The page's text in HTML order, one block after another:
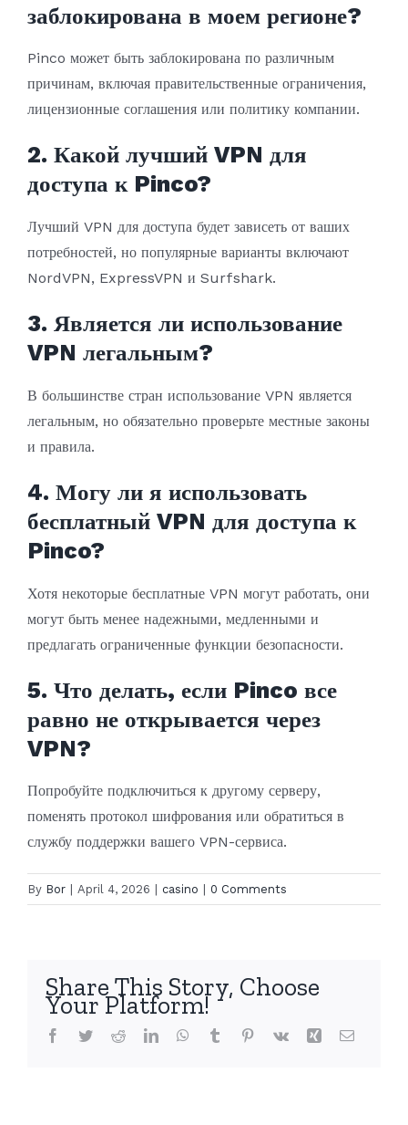
заблокирована в моем регионе?
Pinco может быть заблокирована по различным
причинам, включая правительственные ограничения,
лицензионные соглашения или политику компании.
2. Какой лучший VPN для
доступа к Pinco?
Лучший VPN для доступа будет зависеть от ваших
потребностей, но популярные варианты включают
NordVPN, ExpressVPN и Surfshark.
3. Является ли использование
VPN легальным?
В большинстве стран использование VPN является
легальным, но обязательно проверьте местные законы
и правила.
4. Могу ли я использовать
бесплатный VPN для доступа к
Pinco?
Хотя некоторые бесплатные VPN могут работать, они
могут быть менее надежными, медленными и
предлагать ограниченные функции безопасности.
5. Что делать, если Pinco все
равно не открывается через
VPN?
Попробуйте подключиться к другому серверу,
поменять протокол шифрования или обратиться в
службу поддержки вашего VPN-сервиса.
By Bor April 4, 2026 casino 0 Comments
Share This Story, Choose
Your Platform!
Facebook
TwitterRedditLinkedInWhatsApp
Tumblr Pinterest
Vk Xing Email